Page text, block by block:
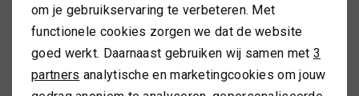
SIERADEN
SJAALS
VESTEN
Schrijf je in en ontvang 10% korting op je 1e bestelling
Analytische cookies
Marketing cookies
om je gebruikservaring te verbeteren. Met
functionele cookies zorgen we dat de website
goed werkt. Daarnaast gebruiken wij samen met 3
partners analytische en marketingcookies om jouw